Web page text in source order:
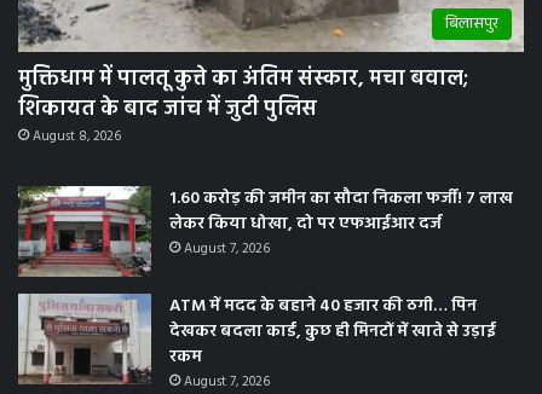
बिलासपुर
मुक्तिधाम में पालतू कुत्ते का अंतिम संस्कार, मचा बवाल;
शिकायत के बाद जांच में जुटी पुलिस
August 8, 2026
1.60 करोड़ की जमीन का सौदा निकला फर्जी! 7 लाख
लेकर किया धोखा, दो पर एफआईआर दर्ज
August 7, 2026
ATM में मदद के बहाने 40 हजार की ठगी… पिन
देखकर बदला कार्ड, कुछ ही मिनटों में खाते से उड़ाई
रकम
August 7, 2026